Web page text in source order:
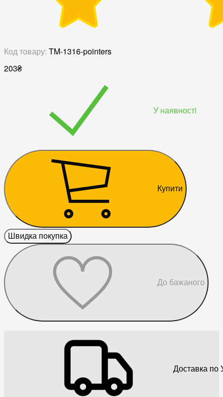
Код товару: TM-1316-pointers
203₴
У наявностi
Купити
Швидка покупка
До бажаного
Доставка по